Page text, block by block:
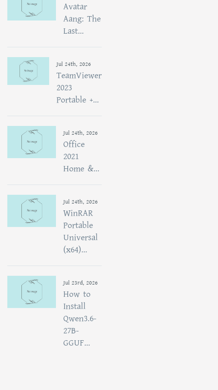
Avatar
Aang: The
Last...
Jul 24th, 2026
TeamViewer
2023
Portable +...
Jul 24th, 2026
Office
2021
Home &...
Jul 24th, 2026
WinRAR
Portable
Universal
(x64)...
Jul 23rd, 2026
How to
Install
Qwen3.6-
27B-
GGUF...